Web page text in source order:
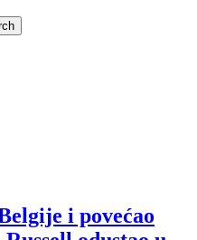
i povećao